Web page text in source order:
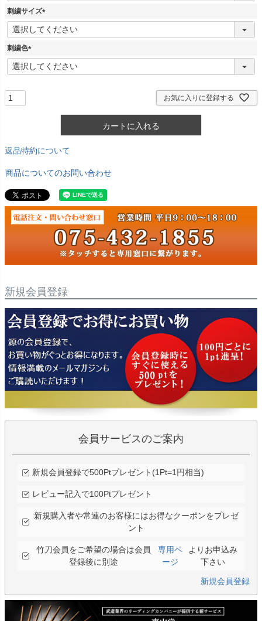
須
刺繍サイズ
(
必
刺繍色
(
必
お気に入りに登録する
カートに入れる
返品特約について
商品についてのお問い合わせ
新規会員登録
会員サービスのご案内
新規会員登録で500Ptプレゼント(1Pt=1円相当)
レビュー記入で100Ptプレゼント
新規購入者や常連のお客様にはお得なクーポンをプレゼ
ント
竹刀会員をご希望の場合は会員
登録後に別途
専用ペ
ージ
よりお申込み
下さい
新規会員登録